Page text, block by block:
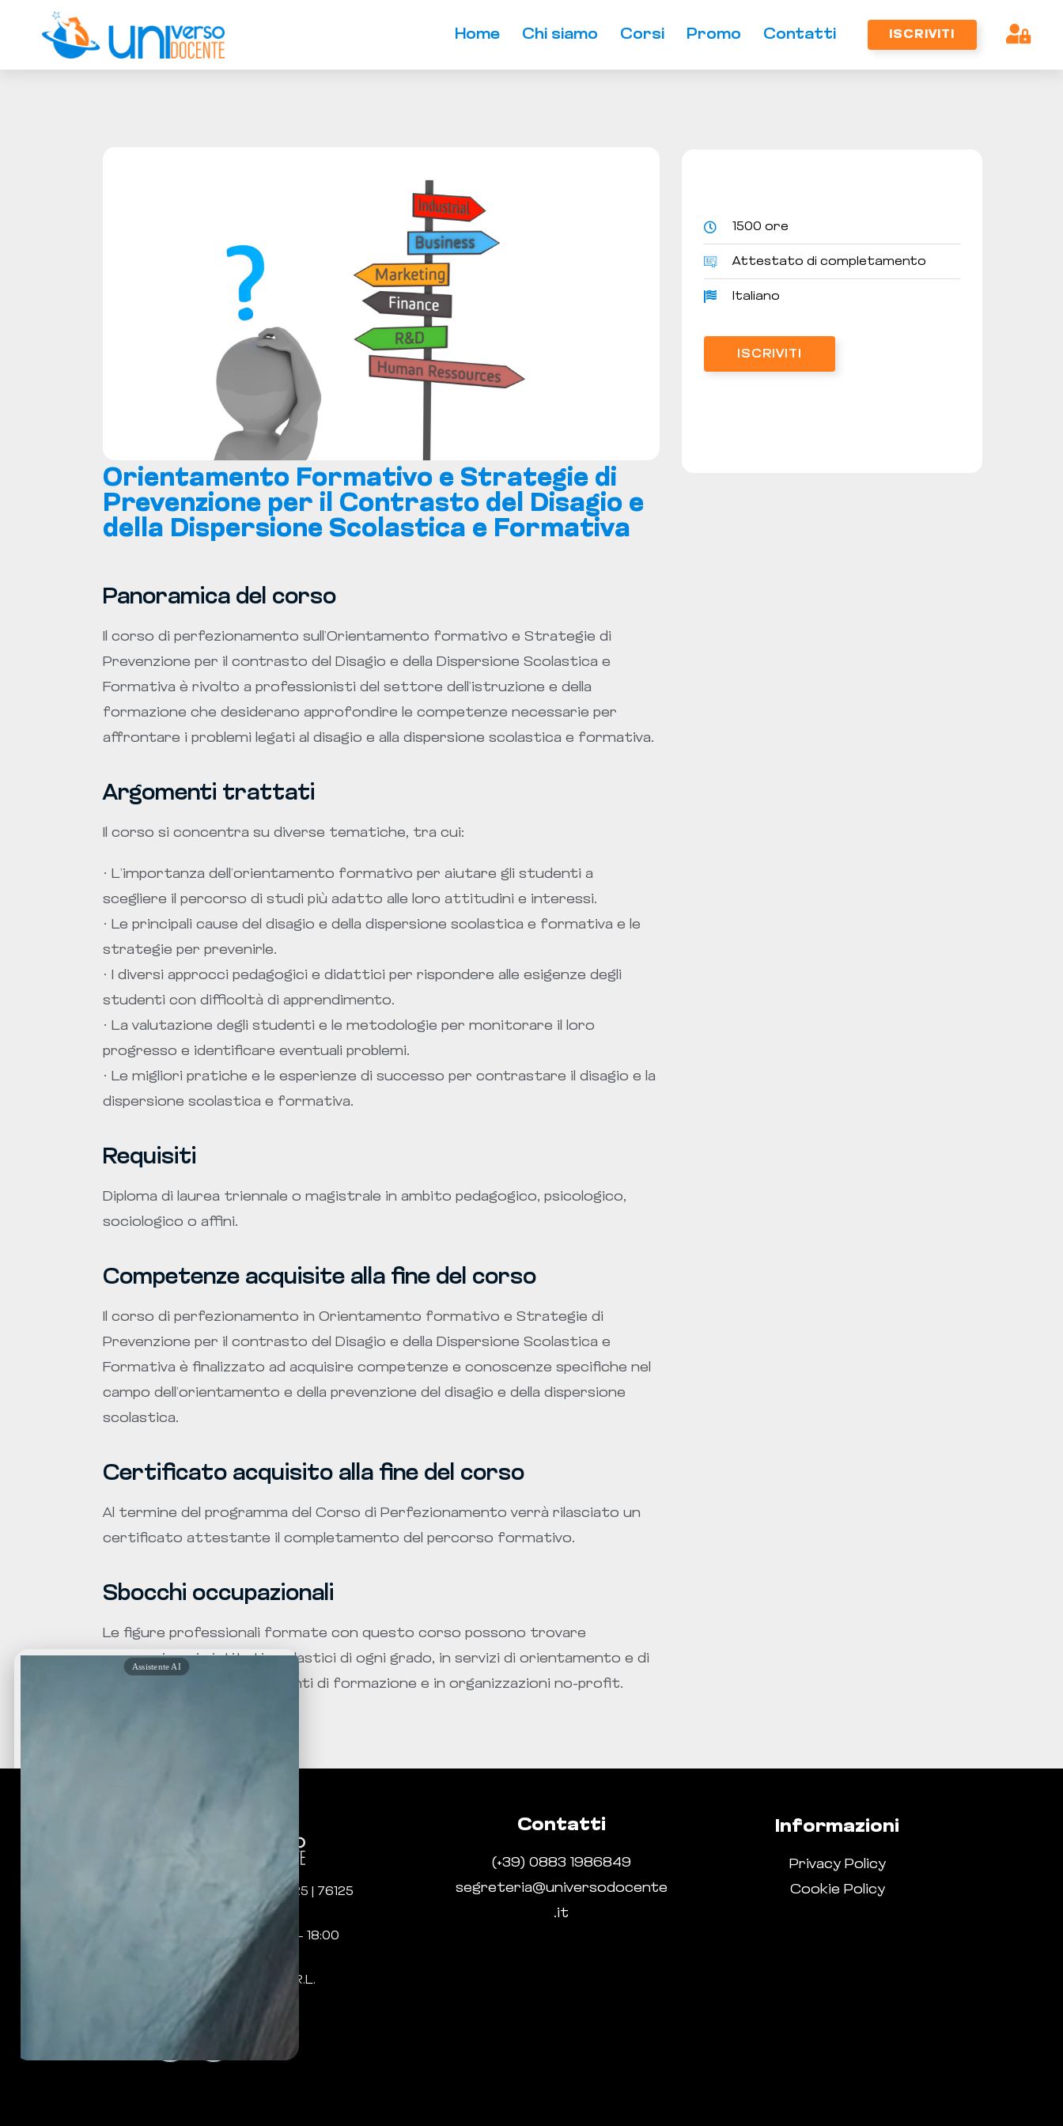
Home Chi siamo Corsi Promo Contatti ISCRIVITI
Orientamento Formativo e Strategie di
Prevenzione per il Contrasto del Disagio e
della Dispersione Scolastica e Formativa
Panoramica del corso
Il corso di perfezionamento sull’Orientamento formativo e Strategie di
Prevenzione per il contrasto del Disagio e della Dispersione Scolastica e
Formativa è rivolto a professionisti del settore dell’istruzione e della
formazione che desiderano approfondire le competenze necessarie per
affrontare i problemi legati al disagio e alla dispersione scolastica e formativa.
Argomenti trattati
Il corso si concentra su diverse tematiche, tra cui:
· L’importanza dell’orientamento formativo per aiutare gli studenti a
scegliere il percorso di studi più adatto alle loro attitudini e interessi.
· Le principali cause del disagio e della dispersione scolastica e formativa e le
strategie per prevenirle.
· I diversi approcci pedagogici e didattici per rispondere alle esigenze degli
studenti con difficoltà di apprendimento.
· La valutazione degli studenti e le metodologie per monitorare il loro
progresso e identificare eventuali problemi.
· Le migliori pratiche e le esperienze di successo per contrastare il disagio e la
dispersione scolastica e formativa.
Requisiti
Diploma di laurea triennale o magistrale in ambito pedagogico, psicologico,
sociologico o affini.
Competenze acquisite alla fine del corso
Il corso di perfezionamento in Orientamento formativo e Strategie di
Prevenzione per il contrasto del Disagio e della Dispersione Scolastica e
Formativa è finalizzato ad acquisire competenze e conoscenze specifiche nel
campo dell’orientamento e della prevenzione del disagio e della dispersione
scolastica.
Certificato acquisito alla fine del corso
Al termine del programma del Corso di Perfezionamento verrà rilasciato un
certificato attestante il completamento del percorso formativo.
Sbocchi occupazionali
Le figure professionali formate con questo corso possono trovare
occupazione in istituti scolastici di ogni grado, in servizi di orientamento e di
sostegno alla disabilità, in enti di formazione e in organizzazioni no-profit.
1500 ore
Attestato di completamento
Italiano
ISCRIVITI
Sede: Corso Imbriani, 125 | 76125
Lunedì – Venerdì: 09:00 – 18:00
P.IVA: IT08968220726
UNIVERSO DOCENTE S.R.L.
Contatti
(+39) 0883 1986849
segreteria@universodocente
.it
Informazioni
Privacy Policy
Cookie Policy